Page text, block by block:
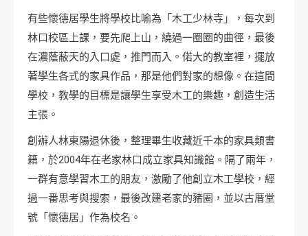
有些懷德居學生將學校比喻為「木工少林寺」，每次到
林口校區上課，要先爬上山，繞過一圈圈的曲徑，最後
在濃蔭蔽天的入口處，推門而入。偌大的教室裡，擺放
著學生各式的家具作品，那是他們對家的想像。在這間
學校，教學的目標是讓學生享受木工的樂趣，創造生活
主張。
創辦人林東陽退休後，整理畢生收藏近千本的家具類書
籍，於2004年在老家林口成立家具知識館。隔了兩年，
一群有意學習木工的朋友，激勵了他創立木工學校，經
過一番思考與搜索，最後改建老家的豬圈，並以古厝堂
號「懷德居」作為校名。